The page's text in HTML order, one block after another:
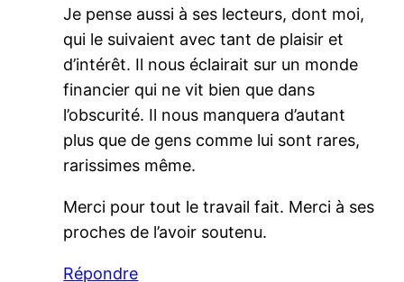
Je pense aussi à ses lecteurs, dont moi,
qui le suivaient avec tant de plaisir et
d’intérêt. Il nous éclairait sur un monde
financier qui ne vit bien que dans
l’obscurité. Il nous manquera d’autant
plus que de gens comme lui sont rares,
rarissimes même.
Merci pour tout le travail fait. Merci à ses
proches de l’avoir soutenu.
Répondre